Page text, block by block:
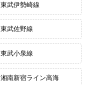
東武伊勢崎線
東武佐野線
東武小泉線
湘南新宿ライン高海